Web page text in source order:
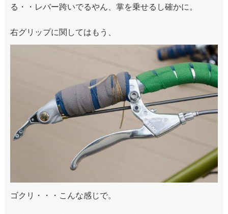
る・・レバー跨いでるやん、掌を乗せるし確かに。
右グリップに関してはもう、
ゴクリ・・・こんな感じで。